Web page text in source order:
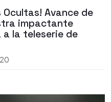
Avance de
impactante
a la teleserie de